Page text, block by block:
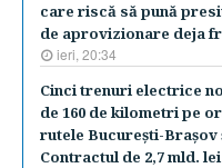
care riscă să pună
de aprovizionare deja
ieri, 20:34
Cinci trenuri electrice
de 160 de kilometri pe
rutele Bucureşti-Braşov
Contractul de 2,7 mld.